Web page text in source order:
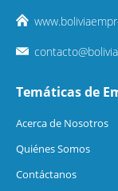
Temáticas de
Acerca de Nosotros
Quiénes Somos
Contáctanos